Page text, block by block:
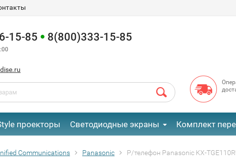
15-85 8(800)333-15-85
проекторы Светодиодные экраны Комплект
Communications Panasonic Р/телефон Panasonic KX-